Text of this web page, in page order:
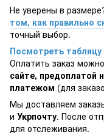
Не уверены в
том, как правильно
точный выбор.
Посмотреть таблицу
Оплатить заказ
сайте, предоплатой
платежом (для
Мы доставляем
и Укрпочту. После
для отслеживания.